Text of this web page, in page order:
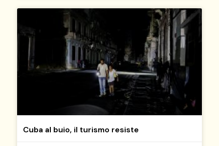
Cuba al buio, il turismo resiste